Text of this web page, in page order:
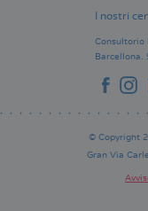
I nostri
Consultorio
Barcellona.
© Copyright
Gran Via